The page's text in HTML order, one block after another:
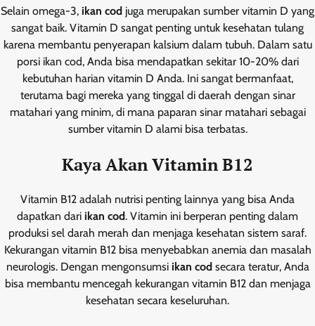
Selain omega-3, ikan cod juga merupakan sumber vitamin D yang
sangat baik. Vitamin D sangat penting untuk kesehatan tulang
karena membantu penyerapan kalsium dalam tubuh. Dalam satu
porsi ikan cod, Anda bisa mendapatkan sekitar 10-20% dari
kebutuhan harian vitamin D Anda. Ini sangat bermanfaat,
terutama bagi mereka yang tinggal di daerah dengan sinar
matahari yang minim, di mana paparan sinar matahari sebagai
sumber vitamin D alami bisa terbatas.
Kaya Akan Vitamin B12
Vitamin B12 adalah nutrisi penting lainnya yang bisa Anda
dapatkan dari ikan cod. Vitamin ini berperan penting dalam
produksi sel darah merah dan menjaga kesehatan sistem saraf.
Kekurangan vitamin B12 bisa menyebabkan anemia dan masalah
neurologis. Dengan mengonsumsi ikan codsecara teratur, Anda
bisa membantu mencegah kekurangan vitamin B12 dan menjaga
kesehatan secara keseluruhan.